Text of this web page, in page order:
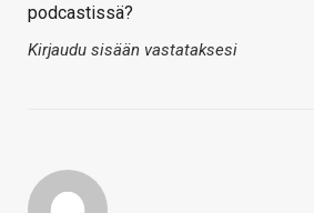
podcastissä?
Kirjaudu sisään vastataksesi